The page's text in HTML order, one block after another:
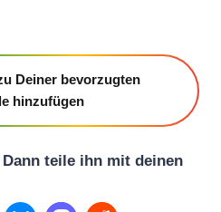
Deiner bevorzugten
hinzufügen
teile ihn mit deinen